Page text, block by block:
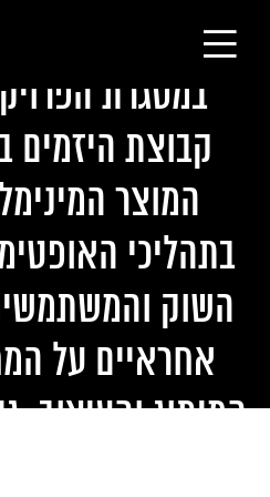
ראשי
הסטודיו
מסלולי הלימוד
הבוגרים
עלינו
הקטנים
במסגרת
קבוצת היזמים
בתהליכי
השוק
אחראיים על
המיתוג והעיצוב.